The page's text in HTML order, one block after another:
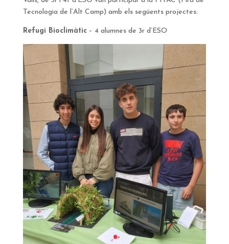
Tecnologia de l’Alt Camp) amb els següents projectes:
Refugi Bioclimàtic– 4 alumnes de 3r d’ESO